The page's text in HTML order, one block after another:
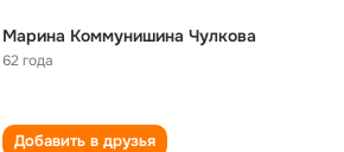
Марина Коммунишина Чулкова
62 года
Добавить в друзья